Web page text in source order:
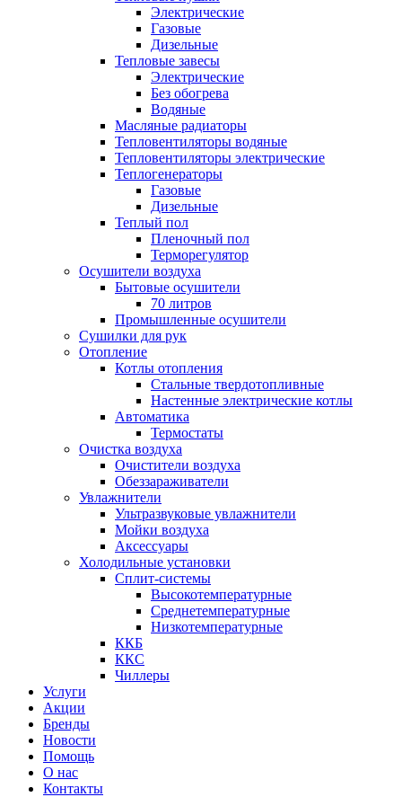
Электрические
Газовые
Дизельные
Тепловые завесы
Электрические
Без обогрева
Водяные
Масляные радиаторы
Тепловентиляторы водяные
Тепловентиляторы электрические
Теплогенераторы
Газовые
Дизельные
Теплый пол
Пленочный пол
Терморегулятор
Осушители воздуха
Бытовые осушители
70 литров
Промышленные осушители
Сушилки для рук
Отопление
Котлы отопления
Стальные твердотопливные
Настенные электрические котлы
Автоматика
Термостаты
Очистка воздуха
Очистители воздуха
Обеззараживатели
Увлажнители
Ультразвуковые увлажнители
Мойки воздуха
Аксессуары
Холодильные установки
Сплит-системы
Высокотемпературные
Среднетемпературные
Низкотемпературные
ККБ
ККС
Чиллеры
Услуги
Акции
Бренды
Новости
Помощь
О нас
Контакты